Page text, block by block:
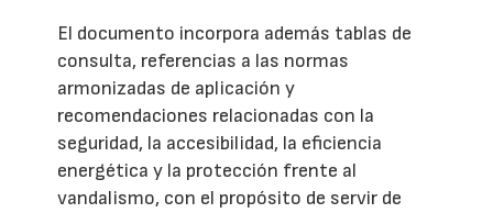
El documento incorpora además tablas de
consulta, referencias a las normas
armonizadas de aplicación y
recomendaciones relacionadas con la
seguridad, la accesibilidad, la eficiencia
energética y la protección frente al
vandalismo, con el propósito de servir de